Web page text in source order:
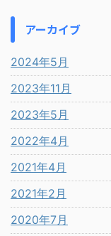
アーカイブ
2024年5月
2023年11月
2023年5月
2022年4月
2021年4月
2021年2月
2020年7月